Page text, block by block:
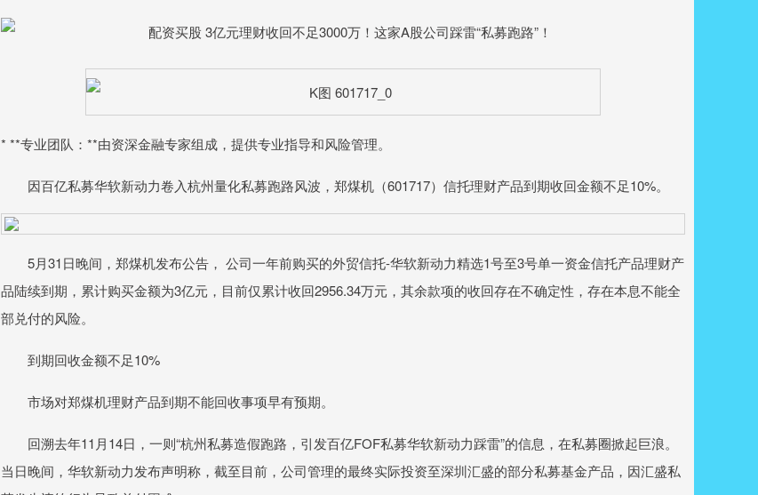
* **专业团队：**由资深金融专家组成，提供专业指导和风险管理。
因百亿私募华软新动力卷入杭州量化私募跑路风波，郑煤机（601717）信托理财产品到期收回金额不足10%。
5月31日晚间，郑煤机发布公告， 公司一年前购买的外贸信托-华软新动力精选1号至3号单一资金信托产品理财产
品陆续到期，累计购买金额为3亿元，目前仅累计收回2956.34万元，其余款项的收回存在不确定性，存在本息不能全
部兑付的风险。
到期回收金额不足10%
市场对郑煤机理财产品到期不能回收事项早有预期。
回溯去年11月14日，一则“杭州私募造假跑路，引发百亿FOF私募华软新动力踩雷”的信息，在私募圈掀起巨浪。
当日晚间，华软新动力发布声明称，截至目前，公司管理的最终实际投资至深圳汇盛的部分私募基金产品，因汇盛私